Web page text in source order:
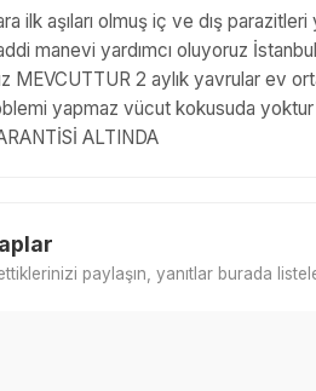
ilk aşıları olmuş iç ve dış
manevi yardımcı oluyoruz
MEVCUTTUR 2 aylık yavrular ev
yapmaz vücut kokusuda yoktur
ALTINDA
paylaşın, yanıtlar burada